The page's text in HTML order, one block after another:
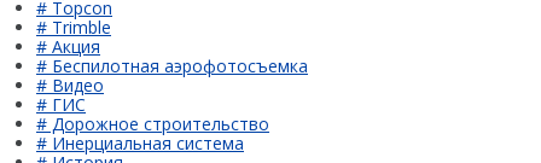
# Topcon
# Trimble
# Акция
# Беспилотная аэрофотосъемка
# Видео
# ГИС
# Дорожное строительство
# Инерциальная система